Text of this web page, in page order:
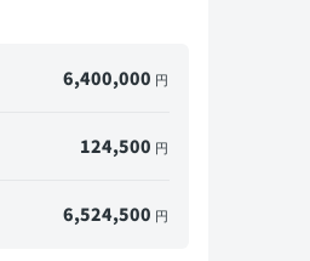
場合がございます。
6,400,000 円
124,500 円
6,524,500 円